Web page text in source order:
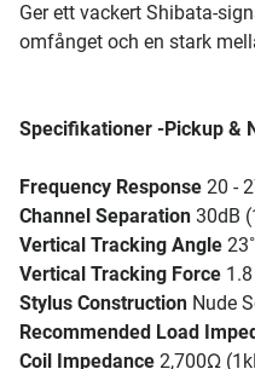
Ger ett vackert Shibata-
omfånget och en stark
Specifikationer -Pickup &
Frequency Response 20 -
Channel Separation 30dB
Vertical Tracking Angle 23˚
Vertical Tracking Force
Stylus Construction Nude
Recommended Load
Coil Impedance 2,700Ω